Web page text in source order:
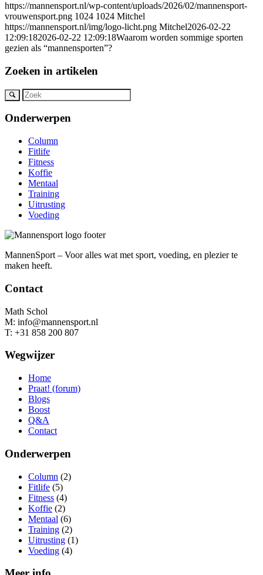
https://mannensport.nl/wp-content/uploads/2026/02/mannensport-
vrouwensport.png 1024 1024 Mitchel
https://mannensport.nl/img/logo-licht.png Mitchel2026-02-22
12:09:182026-02-22 12:09:18Waarom worden sommige sporten
gezien als “mannensporten”?
Zoeken in artikelen
Onderwerpen
Column
Fitlife
Fitness
Koffie
Mentaal
Training
Uitrusting
Voeding
MannenSport – Voor alles wat met sport, voeding, en plezier te
maken heeft.
Contact
Math Schol
M: info@mannensport.nl
T: +31 858 200 807
Wegwijzer
Home
Praat! (forum)
Blogs
Boost
Q&A
Contact
Onderwerpen
Column (2)
Fitlife (5)
Fitness (4)
Koffie (2)
Mentaal (6)
Training (2)
Uitrusting (1)
Voeding (4)